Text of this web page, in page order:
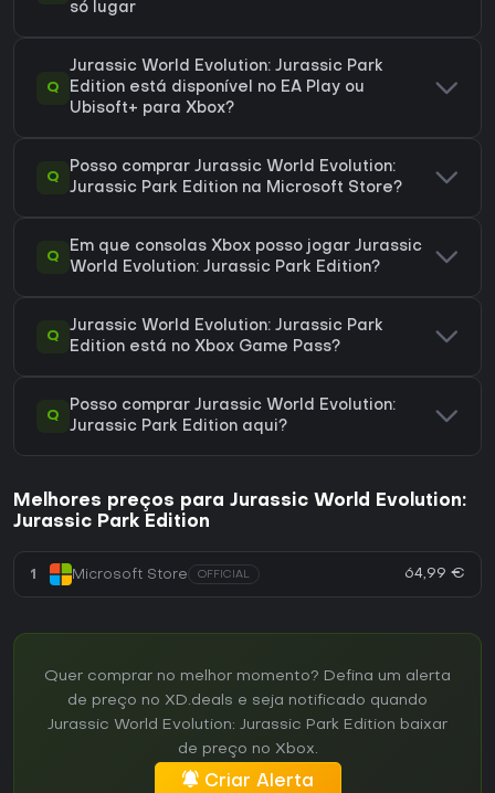
só lugar
Q
Jurassic World Evolution: Jurassic Park
Edition está disponível no EA Play ou
Ubisoft+ para Xbox?
Q
Posso comprar Jurassic World Evolution:
Jurassic Park Edition na Microsoft Store?
Q
Em que consolas Xbox posso jogar Jurassic
World Evolution: Jurassic Park Edition?
Q
Jurassic World Evolution: Jurassic Park
Edition está no Xbox Game Pass?
Q
Posso comprar Jurassic World Evolution:
Jurassic Park Edition aqui?
Melhores preços para Jurassic World Evolution:
Jurassic Park Edition
1 Microsoft Store OFFICIAL 64,99 €
Quer comprar no melhor momento? Defina um alerta
de preço no XD.deals e seja notificado quando
Jurassic World Evolution: Jurassic Park Edition baixar
de preço no Xbox.
Criar Alerta